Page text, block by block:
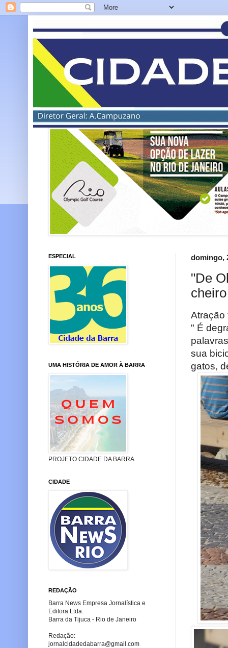
domingo,
"De
cheiro
Atração
" É
sua
gatos,
ESPECIAL
UMA HISTÓRIA DE AMOR À BARRA
PROJETO CIDADE DA BARRA
CIDADE
REDAÇÃO
Barra News Empresa Jornalística e
Editora Ltda.
Barra da Tijuca - Rio de Janeiro
Redação:
jornalcidadedabarra@gmail.com